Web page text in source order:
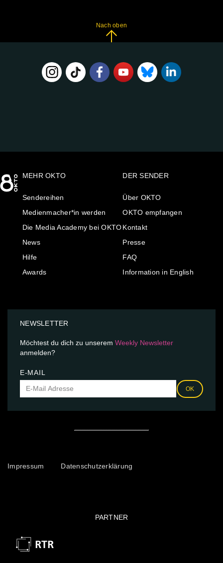
Nach oben
MEHR OKTO
Sendereihen
Medienmacher*in werden
Die Media Academy bei OKTO
News
Hilfe
Awards
DER SENDER
Über OKTO
OKTO empfangen
Kontakt
Presse
FAQ
Information in English
NEWSLETTER
Möchtest du dich zu unserem Weekly Newsletter
anmelden?
E-MAIL
OK
Impressum Datenschutzerklärung
PARTNER